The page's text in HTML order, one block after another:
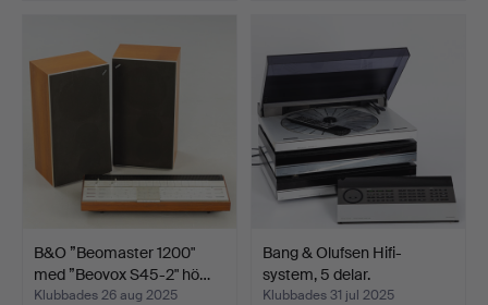
B&O ”Beomaster 1200"
med ”Beovox S45-2" hö…
Klubbades 26 aug 2025
Bang & Olufsen Hifi-
system, 5 delar.
Klubbades 31 jul 2025